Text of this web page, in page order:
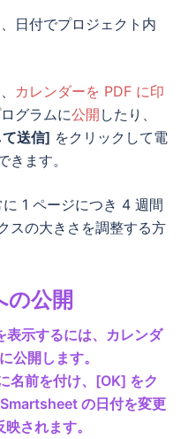
日付でプロジェクト内
カレンダーを PDF に印
グラムに公開 したり、
送信] をクリックして電
ます。
1 ページにつき 4 週間
スの大きさを調整する方
公開
示するには、カレンダ
公開します。
名前を付け、[OK] をク
の日付を変更
されます。